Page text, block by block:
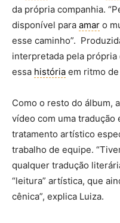
da própria companhia.
disponível para amar o
esse caminho”.
interpretada pela
essa história em ritmo de
Como o resto do álbum,
vídeo com uma tradução
tratamento artístico
trabalho de equipe.
qualquer tradução
“leitura” artística, que
cênica”, explica Luiza.